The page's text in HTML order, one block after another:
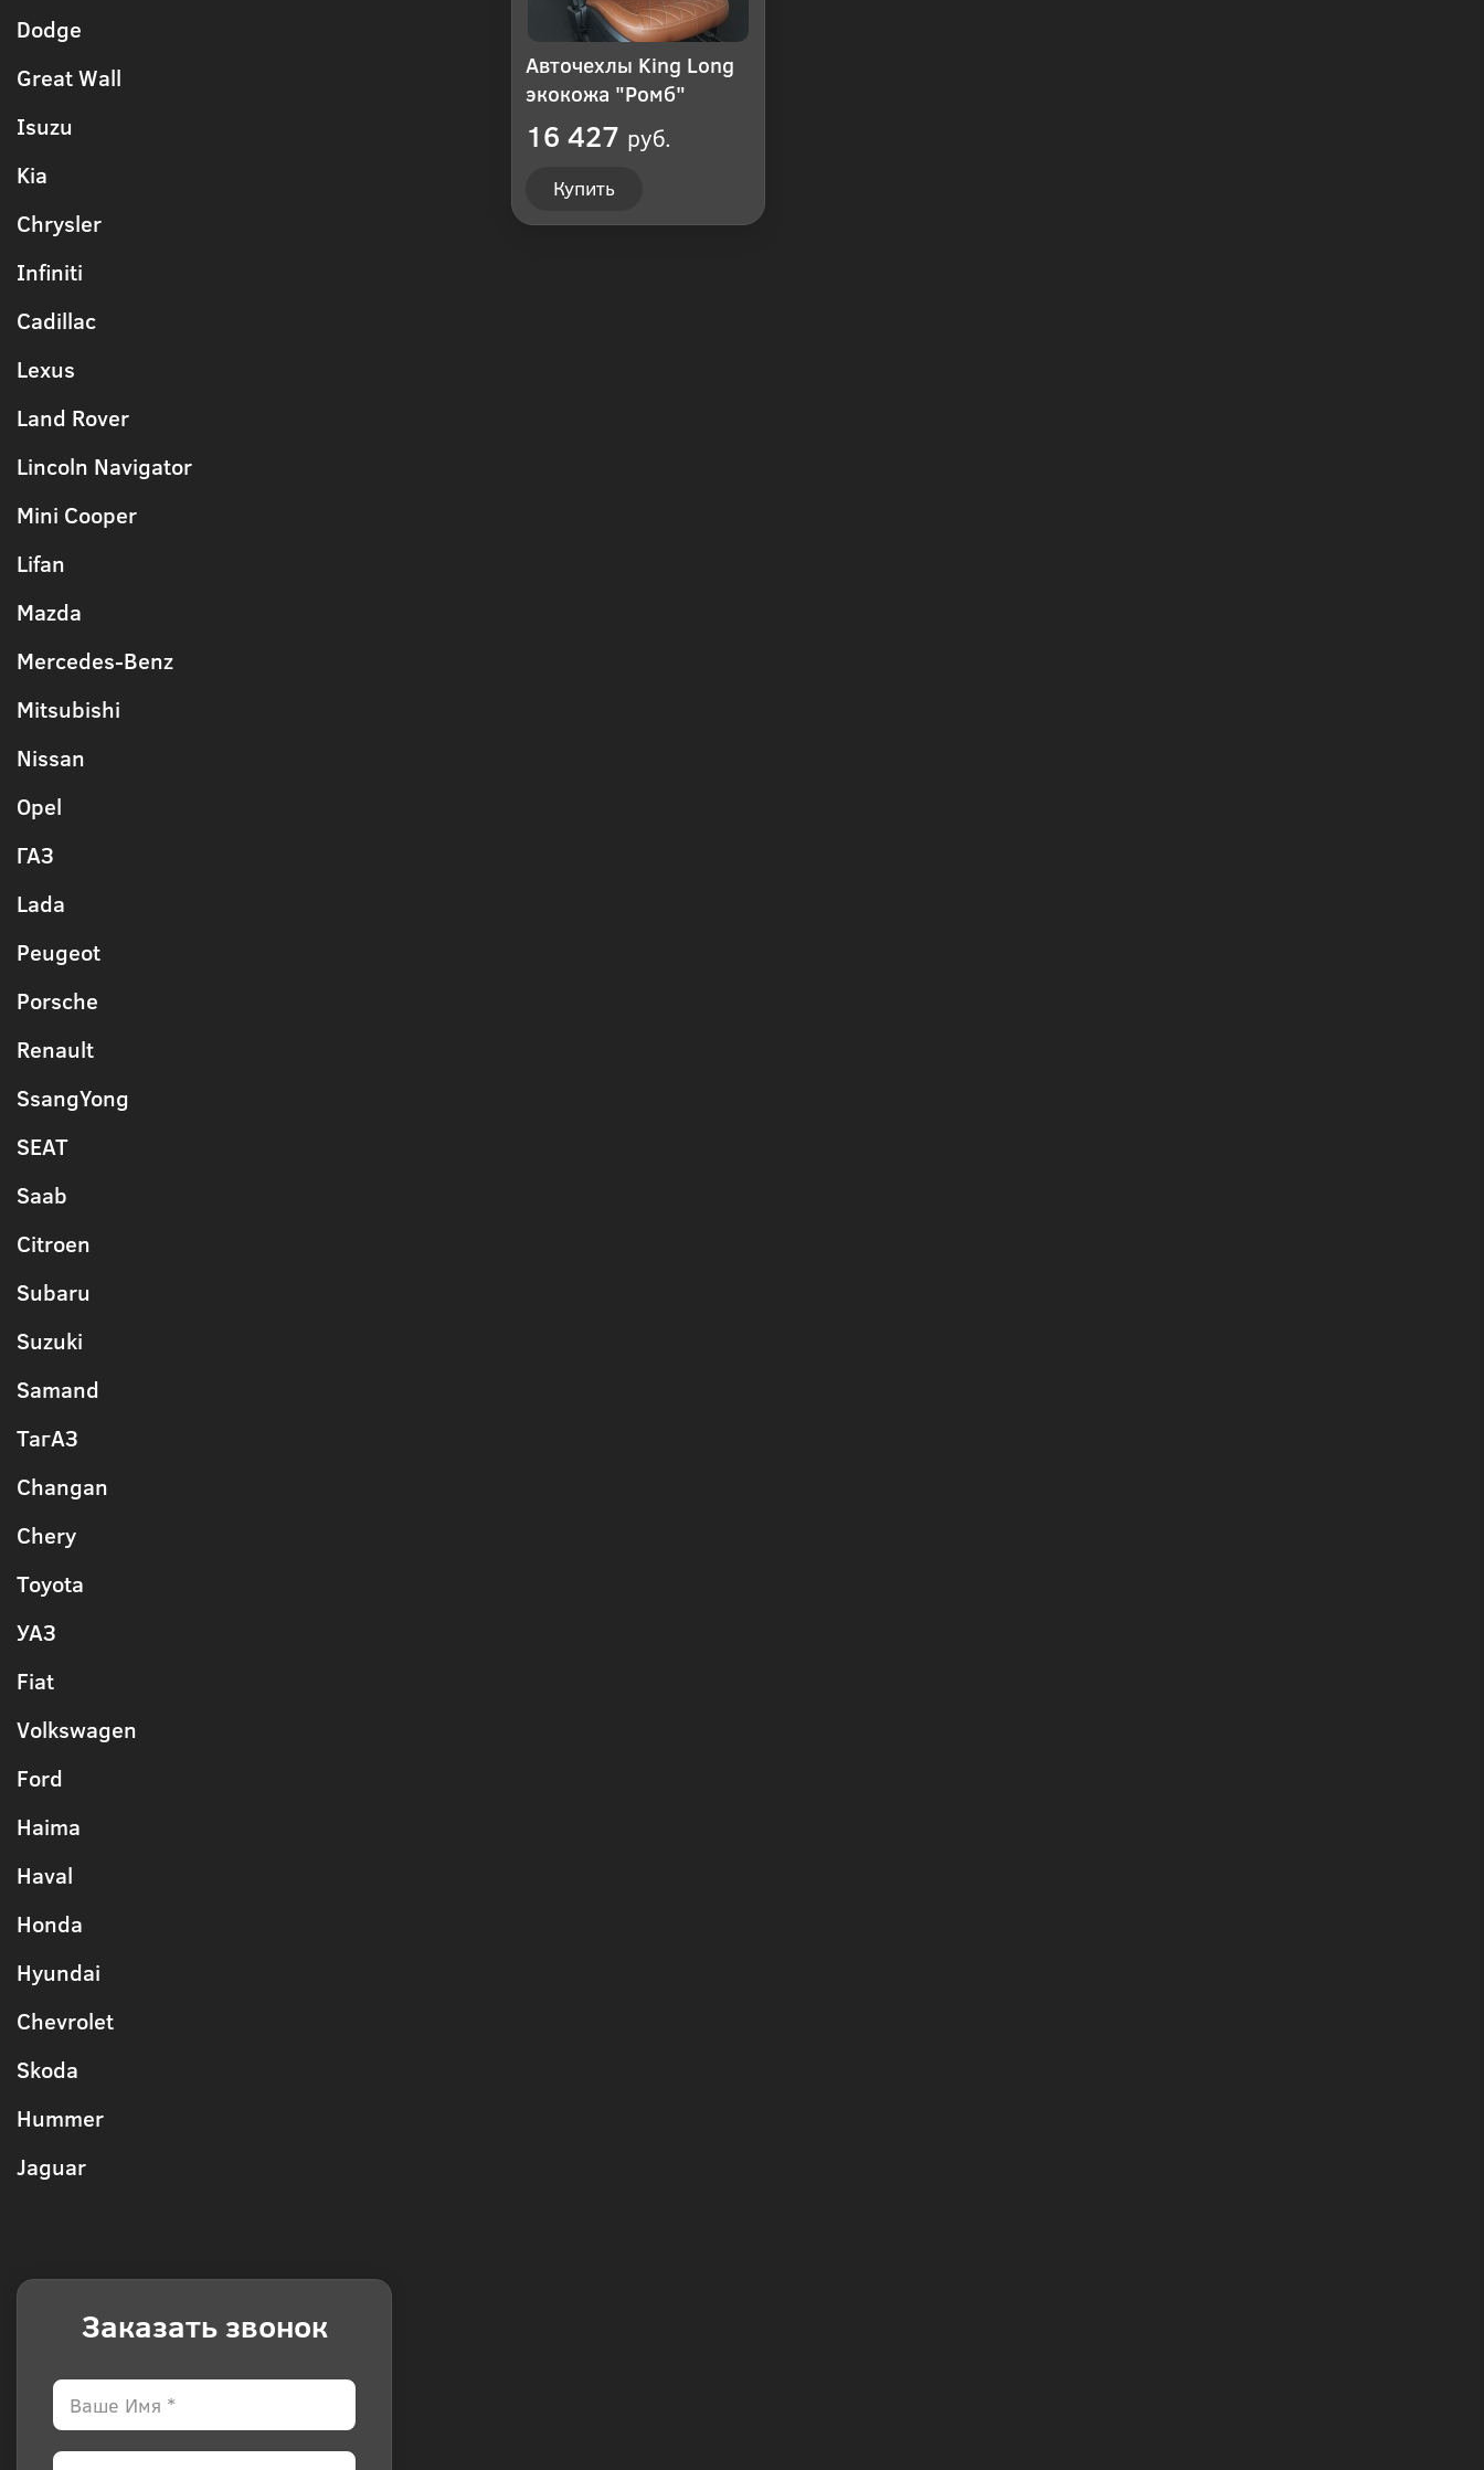
Dodge
Great Wall
Isuzu
Kia
Chrysler
Infiniti
Cadillac
Lexus
Land Rover
Lincoln Navigator
Mini Cooper
Lifan
Mazda
Mercedes-Benz
Mitsubishi
Nissan
Opel
ГАЗ
Lada
Peugeot
Porsche
Renault
SsangYong
SEAT
Saab
Citroen
Subaru
Suzuki
Samand
ТагАЗ
Changan
Chery
Toyota
УАЗ
Fiat
Volkswagen
Ford
Haima
Haval
Honda
Hyundai
Chevrolet
Skoda
Hummer
Jaguar
Заказать звонок
Авточехлы King Long
экокожа "Ромб"
16 427 руб.
Купить